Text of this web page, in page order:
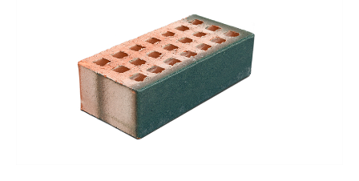
Сертификаты
Личный кабинет